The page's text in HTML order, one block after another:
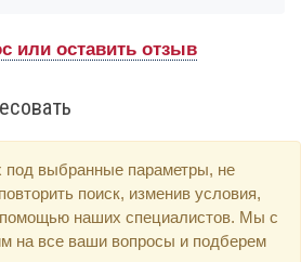
или оставить отзыв
выбранные параметры, не
поиск, изменив условия,
помощью наших специалистов. Мы с
на все ваши вопросы и подберем